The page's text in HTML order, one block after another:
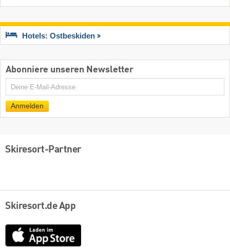
Hotels: Ostbeskiden
Abonniere unseren Newsletter
E-
Anmelden
Skiresort-Partner
Skiresort.de App
App
Store